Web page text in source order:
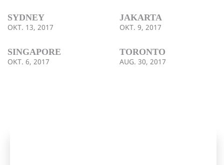
SYDNEY
OKT. 13, 2017
JAKARTA
OKT. 9, 2017
SINGAPORE
OKT. 6, 2017
TORONTO
AUG. 30, 2017